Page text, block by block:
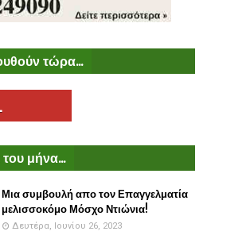
τώρα...
μήνα...
Μια συμβουλή απο τον Επαγγελματία
μελισσοκόμο Μόσχο Ντιώνια!
Δευτέρα, Ιουνίου 26, 2023